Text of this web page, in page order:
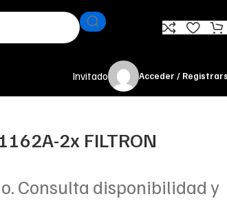
Invitado Acceder /
2x FILTRON
Consulta disponibilidad y